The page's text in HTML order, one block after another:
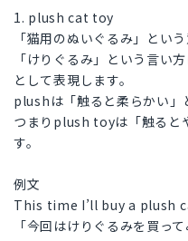
1. plush cat toy
「猫用のぬいぐるみ」という
「けりぐるみ」という言い
として表現します。
plushは「触ると柔らかい」
つまりplush toyは「触ると
す。
例文
This time I’ll buy a plush
「今回はけりぐるみを買って